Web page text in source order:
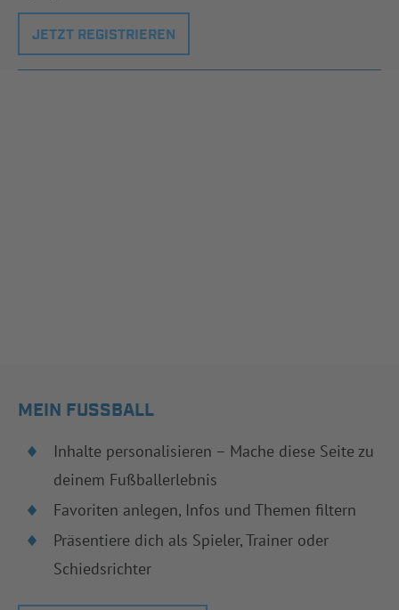
JETZT REGISTRIEREN
MEIN FUSSBALL
Inhalte personalisieren – Mache diese Seite zu
deinem Fußballerlebnis
Favoriten anlegen, Infos und Themen filtern
Präsentiere dich als Spieler, Trainer oder
Schiedsrichter